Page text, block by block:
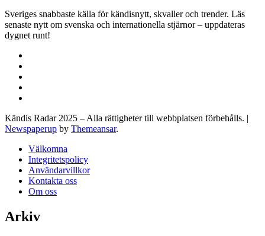
Sveriges snabbaste källa för kändisnytt, skvaller och trender. Läs
senaste nytt om svenska och internationella stjärnor – uppdateras
dygnet runt!
Kändis Radar 2025 – Alla rättigheter till webbplatsen förbehålls. |
Newspaperup by Themeansar.
Välkomna
Integritetspolicy
Användarvillkor
Kontakta oss
Om oss
Arkiv